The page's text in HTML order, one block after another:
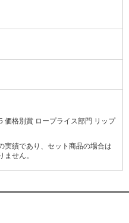
価格別賞 ロープライス部門 リップ
績であり、セット商品の場合は
せん。